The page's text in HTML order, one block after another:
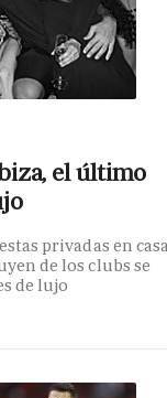
el último
privadas en
de los clubs se
de lujo